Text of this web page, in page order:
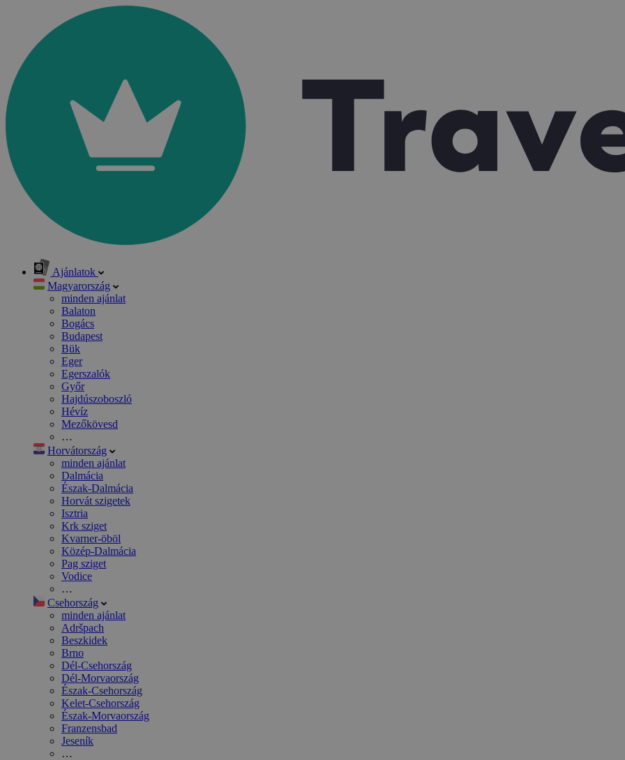
Ajánlatok
Magyarország
minden ajánlat
Balaton
Bogács
Budapest
Bük
Eger
Egerszalók
Győr
Hajdúszoboszló
Hévíz
Mezőkövesd
…
Horvátország
minden ajánlat
Dalmácia
Észak-Dalmácia
Horvát szigetek
Isztria
Krk sziget
Kvarner-öböl
Közép-Dalmácia
Pag sziget
Vodice
…
Csehország
minden ajánlat
Adršpach
Beszkidek
Brno
Dél-Csehország
Dél-Morvaország
Észak-Csehország
Kelet-Csehország
Észak-Morvaország
Franzensbad
Jeseník
…